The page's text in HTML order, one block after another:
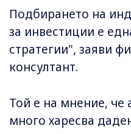
Подбирането на
за инвестиции е
стратегии", заяви
консултант.
Той е на мнение, че
много харесва